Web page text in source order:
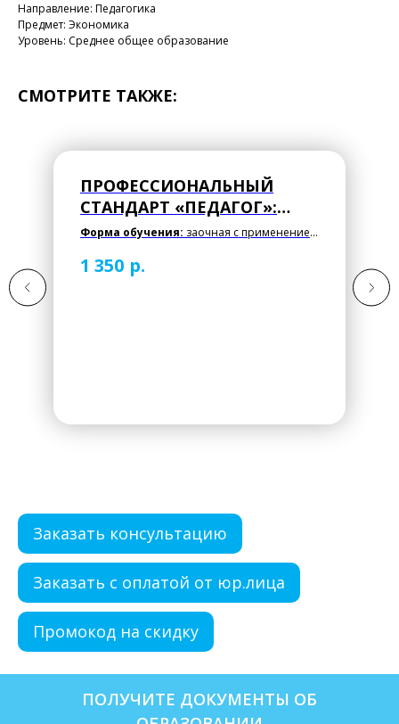
Направление: Педагогика
Предмет: Экономика
Уровень: Среднее общее образование
СМОТРИТЕ ТАКЖЕ:
ПРОФЕССИОНАЛЬНЫЙ
СТАНДАРТ «ПЕДАГОГ»:
ПРЕПОДАВАНИЕ ОСНОВ
УГЛУБЛЕННОМ УРОВНЯХ
Форма обучения: заочная с применением
технологий
1 350 р.
Заказать консультацию
Заказать с оплатой от юр.лица
Промокод на скидку
ПОЛУЧИТЕ ДОКУМЕНТЫ ОБ